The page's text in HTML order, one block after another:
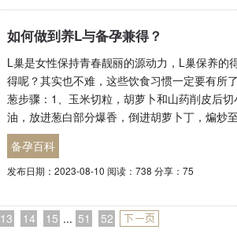
如何做到养L与备孕兼得？
L巢是女性保持青春靓丽的源动力，L巢保养
得呢？其实也不难，这些饮食习惯一定要有所
葱步骤：1、玉米切粒，胡萝卜和山药削皮后
油，放进葱白部分爆香，倒进胡萝卜丁，煸炒
备孕百科
发布日期：2023-08-10 阅读：738 分享：75
13 14 15 ... 51
52